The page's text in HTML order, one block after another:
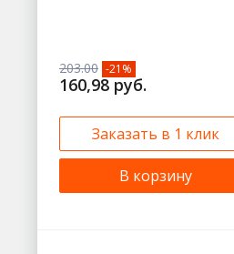
203.00 -21%
160,98 руб.
Заказать в 1 клик
В корзину